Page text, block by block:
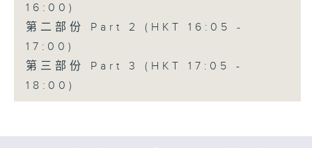
16:00)
第二部份 Part 2 (HKT 16:05 -
17:00)
第三部份 Part 3 (HKT 17:05 -
18:00)